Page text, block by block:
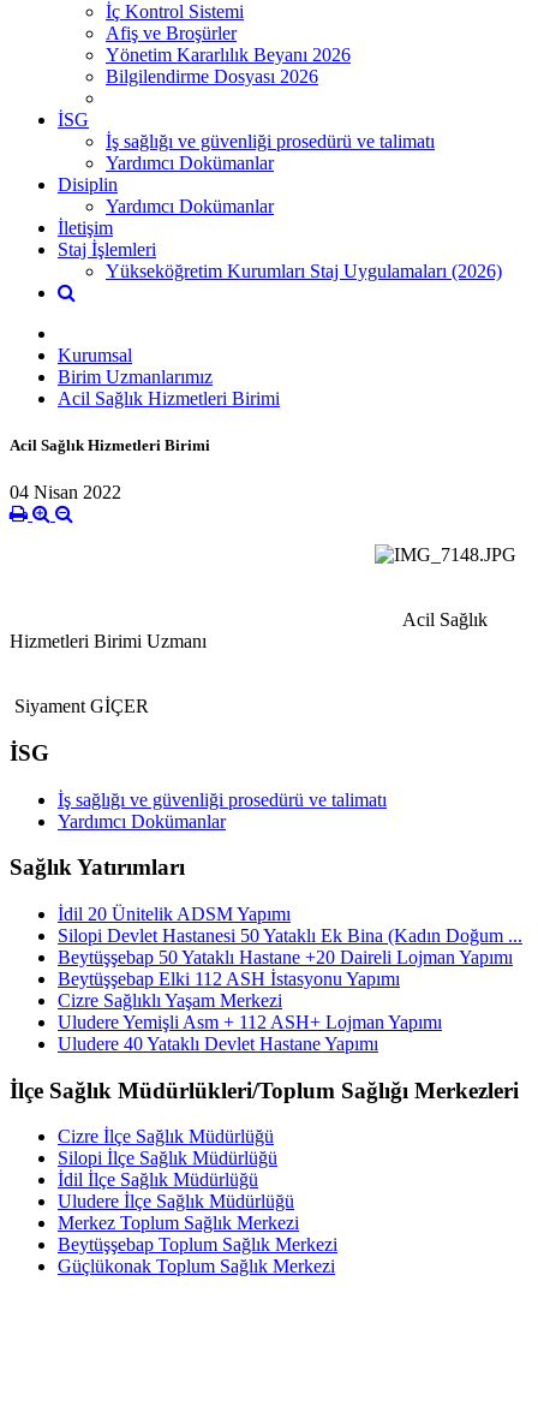
İç Kontrol Sistemi
Afiş ve Broşürler
Yönetim Kararlılık Beyanı 2026
Bilgilendirme Dosyası 2026
İSG
İş sağlığı ve güvenliği prosedürü ve talimatı
Yardımcı Dokümanlar
Disiplin
Yardımcı Dokümanlar
İletişim
Staj İşlemleri
Yükseköğretim Kurumları Staj Uygulamaları (2026)
Kurumsal
Birim Uzmanlarımız
Acil Sağlık Hizmetleri Birimi
Acil Sağlık Hizmetleri Birimi
04 Nisan 2022
Acil Sağlık
Hizmetleri Birimi Uzmanı
Siyament GİÇER
İSG
İş sağlığı ve güvenliği prosedürü ve talimatı
Yardımcı Dokümanlar
Sağlık Yatırımları
İdil 20 Ünitelik ADSM Yapımı
Silopi Devlet Hastanesi 50 Yataklı Ek Bina (Kadın Doğum ...
Beytüşşebap 50 Yataklı Hastane +20 Daireli Lojman Yapımı
Beytüşşebap Elki 112 ASH İstasyonu Yapımı
Cizre Sağlıklı Yaşam Merkezi
Uludere Yemişli Asm + 112 ASH+ Lojman Yapımı
Uludere 40 Yataklı Devlet Hastane Yapımı
İlçe Sağlık Müdürlükleri/Toplum Sağlığı Merkezleri
Cizre İlçe Sağlık Müdürlüğü
Silopi İlçe Sağlık Müdürlüğü
İdil İlçe Sağlık Müdürlüğü
Uludere İlçe Sağlık Müdürlüğü
Merkez Toplum Sağlık Merkezi
Beytüşşebap Toplum Sağlık Merkezi
Güçlükonak Toplum Sağlık Merkezi